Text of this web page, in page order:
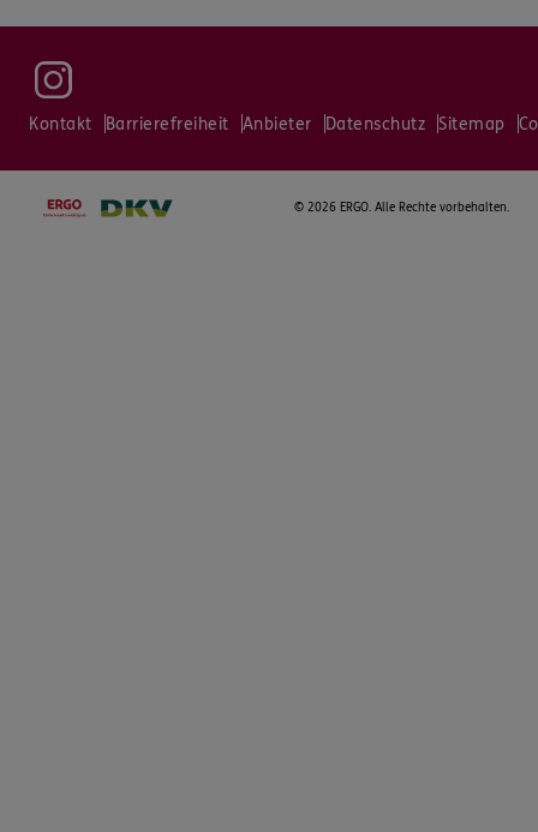
Kontakt Barrierefreiheit Anbieter Datenschutz Sitemap
© 2026 ERGO. Alle Rechte vorbehalten.